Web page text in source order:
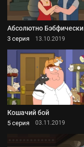
Абсолютно Бэбфически
3 серия 13.10.2019
Кошачий бой
5 серия 03.11.2019